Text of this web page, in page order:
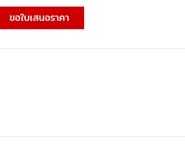
ขอใบเสนอราคา